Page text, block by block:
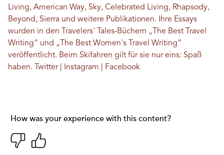
Living, American Way, Sky, Celebrated Living, Rhapsody,
Beyond, Sierra und weitere Publikationen. Ihre Essays
wurden in den Travelers' Tales-Büchern „The Best Travel
Writing“ und „The Best Women's Travel Writing“
veröffentlicht. Beim Skifahren gilt für sie nur eins: Spaß
haben.
Twitter| Instagram Facebook